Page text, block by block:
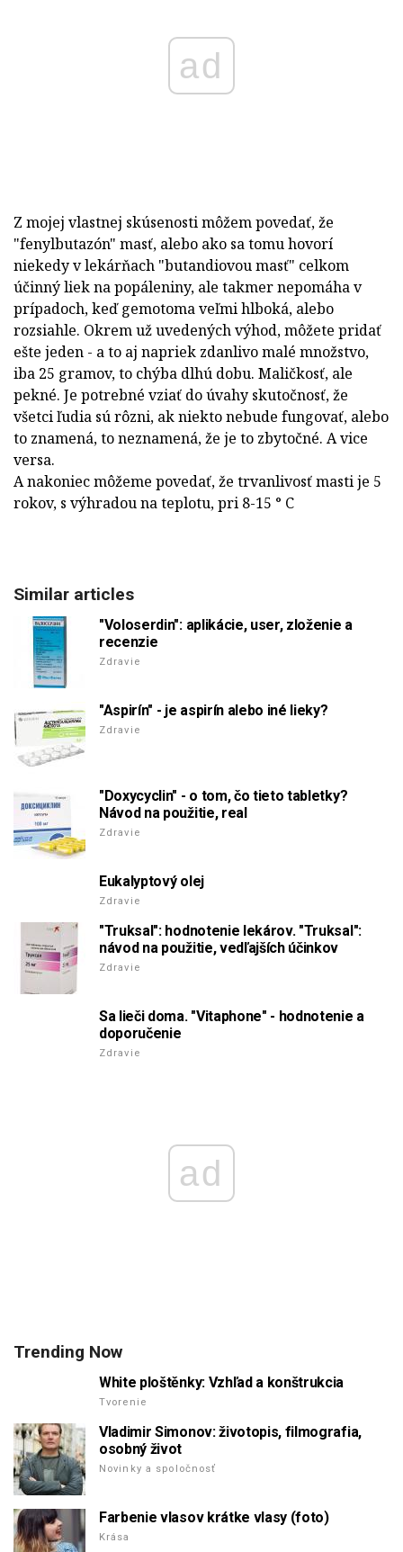
ad
Z mojej vlastnej skúsenosti môžem povedať, že
"fenylbutazón" masť, alebo ako sa tomu hovorí
niekedy v lekárňach "butandiovou masť" celkom
účinný liek na popáleniny, ale takmer nepomáha v
prípadoch, keď gemotoma veľmi hlboká, alebo
rozsiahle. Okrem už uvedených výhod, môžete pridať
ešte jeden - a to aj napriek zdanlivo malé množstvo,
iba 25 gramov, to chýba dlhú dobu. Maličkosť, ale
pekné. Je potrebné vziať do úvahy skutočnosť, že
všetci ľudia sú rôzni, ak niekto nebude fungovať, alebo
to znamená, to neznamená, že je to zbytočné. A vice
versa.
A nakoniec môžeme povedať, že trvanlivosť masti je 5
rokov, s výhradou na teplotu, pri 8-15 ° C
Similar articles
"Voloserdin": aplikácie, user, zloženie a
recenzie
Zdravie
"Aspirín" - je aspirín alebo iné lieky?
Zdravie
"Doxycyclin" - o tom, čo tieto tabletky?
Návod na použitie, real
Zdravie
Eukalyptový olej
Zdravie
"Truksal": hodnotenie lekárov. "Truksal":
návod na použitie, vedľajších účinkov
Zdravie
Sa lieči doma. "Vitaphone" - hodnotenie a
doporučenie
Zdravie
ad
Trending Now
White ploštěnky: Vzhľad a konštrukcia
Tvorenie
Vladimir Simonov: životopis, filmografia,
osobný život
Novinky a spoločnosť
Farbenie vlasov krátke vlasy (foto)
Krása